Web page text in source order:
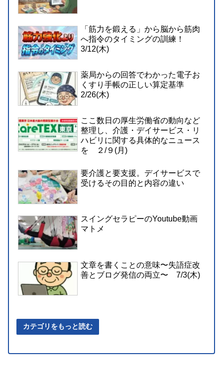
「筋力を鍛える」から脳から筋肉
へ指令のタイミングの訓練！
3/12(木)
薬局からの回答でわかった電子お
くすり手帳の正しい算定基準
2/26(木)
ここ数日の厚生労働省の動向など
整理し、介護・デイサービス・リ
ハビリに関する具体的なニュース
を ２/９(月)
要介護と要支援。デイサービスで
受けるその目的と内容の違い
スイングセラピーのYoutube動画
マトメ
文章を書くことの意味〜失語症改
善とブログ発信の両立〜 7/3(木)
カテゴリをもっと読む